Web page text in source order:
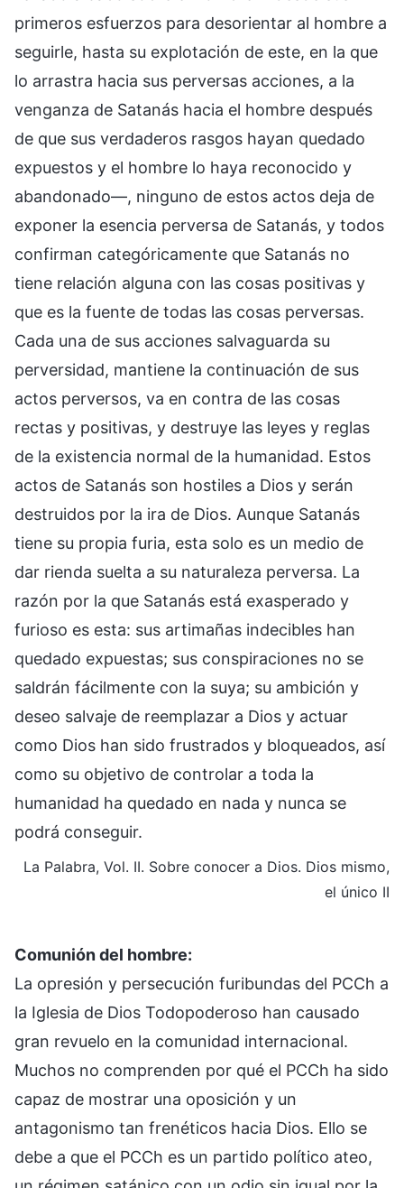
primeros esfuerzos para desorientar al hombre a
seguirle, hasta su explotación de este, en la que
lo arrastra hacia sus perversas acciones, a la
venganza de Satanás hacia el hombre después
de que sus verdaderos rasgos hayan quedado
expuestos y el hombre lo haya reconocido y
abandonado—, ninguno de estos actos deja de
exponer la esencia perversa de Satanás, y todos
confirman categóricamente que Satanás no
tiene relación alguna con las cosas positivas y
que es la fuente de todas las cosas perversas.
Cada una de sus acciones salvaguarda su
perversidad, mantiene la continuación de sus
actos perversos, va en contra de las cosas
rectas y positivas, y destruye las leyes y reglas
de la existencia normal de la humanidad. Estos
actos de Satanás son hostiles a Dios y serán
destruidos por la ira de Dios. Aunque Satanás
tiene su propia furia, esta solo es un medio de
dar rienda suelta a su naturaleza perversa. La
razón por la que Satanás está exasperado y
furioso es esta: sus artimañas indecibles han
quedado expuestas; sus conspiraciones no se
saldrán fácilmente con la suya; su ambición y
deseo salvaje de reemplazar a Dios y actuar
como Dios han sido frustrados y bloqueados, así
como su objetivo de controlar a toda la
humanidad ha quedado en nada y nunca se
podrá conseguir.
La Palabra, Vol. II. Sobre conocer a Dios. Dios mismo,
el único II
Comunión del hombre:
La opresión y persecución furibundas del PCCh a
la Iglesia de Dios Todopoderoso han causado
gran revuelo en la comunidad internacional.
Muchos no comprenden por qué el PCCh ha sido
capaz de mostrar una oposición y un
antagonismo tan frenéticos hacia Dios. Ello se
debe a que el PCCh es un partido político ateo,